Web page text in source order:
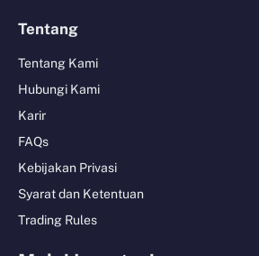
Tentang
Tentang Kami
Hubungi Kami
Karir
FAQs
Kebijakan Privasi
Syarat dan Ketentuan
Trading Rules